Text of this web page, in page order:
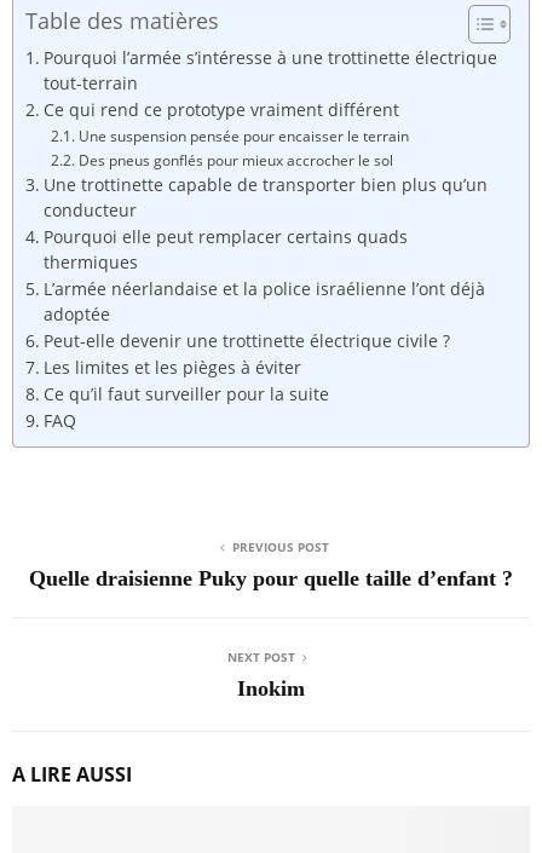
Table des matières
Pourquoi l’armée s’intéresse à une trottinette électrique
tout-terrain
Ce qui rend ce prototype vraiment différent
Une suspension pensée pour encaisser le terrain
Des pneus gonflés pour mieux accrocher le sol
Une trottinette capable de transporter bien plus qu’un
conducteur
Pourquoi elle peut remplacer certains quads
thermiques
L’armée néerlandaise et la police israélienne l’ont déjà
adoptée
Peut-elle devenir une trottinette électrique civile ?
Les limites et les pièges à éviter
Ce qu’il faut surveiller pour la suite
FAQ
PREVIOUS POST
Quelle draisienne Puky pour quelle taille d’enfant ?
NEXT POST
Inokim
A LIRE AUSSI